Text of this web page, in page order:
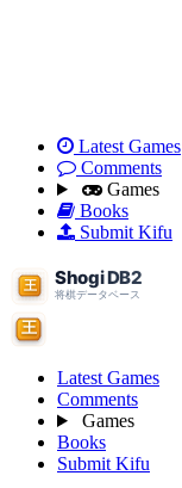
Latest Games
Comments
Games
Books
Submit Kifu
Latest Games
Comments
Games
Books
Submit Kifu